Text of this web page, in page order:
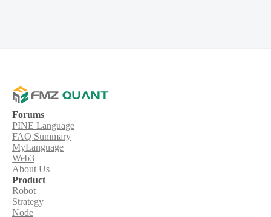
Forums
PINE Language
FAQ Summary
MyLanguage
Web3
About Us
Product
Robot
Strategy
Node